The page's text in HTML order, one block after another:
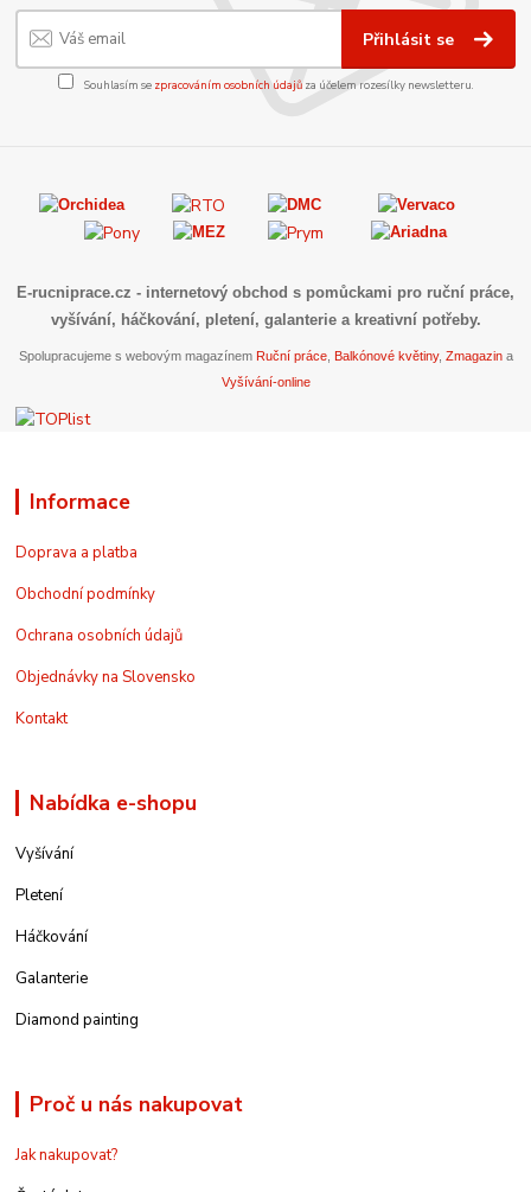
Přihlásit se
Souhlasím se zpracováním osobních údajůza účelem rozesílky newsletteru.
E-rucniprace.cz - internetový obchod s pomůckami pro ruční práce,
vyšívání, háčkování, pletení, galanterie a kreativní potřeby.
Spolupracujeme s webovým magazínem Ruční práce, Balkónové květiny, Zmagazina
Vyšívání-online
Informace
Doprava a platba
Obchodní podmínky
Ochrana osobních údajů
Objednávky na Slovensko
Kontakt
Nabídka e-shopu
Vyšívání
Pletení
Háčkování
Galanterie
Diamond painting
Proč u nás nakupovat
Jak nakupovat?